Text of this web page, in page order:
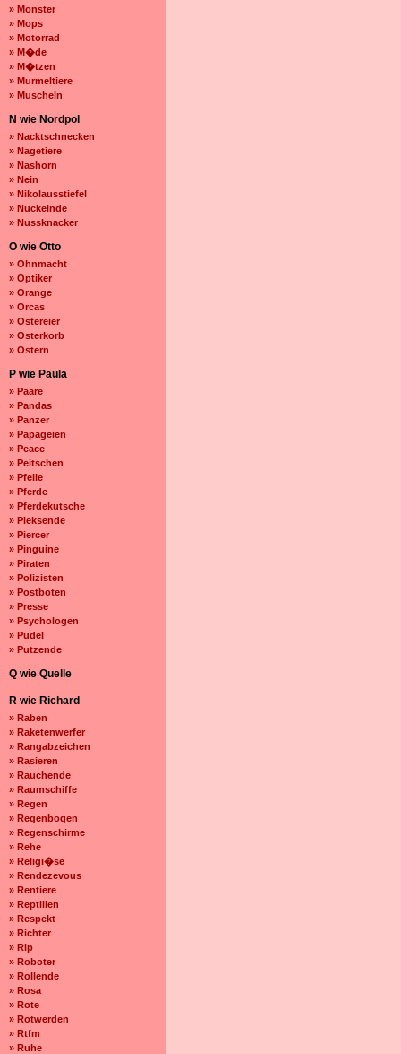
» Monster
» Mops
» Motorrad
» M�de
» M�tzen
» Murmeltiere
» Muscheln
N wie Nordpol
» Nacktschnecken
» Nagetiere
» Nashorn
» Nein
» Nikolausstiefel
» Nuckelnde
» Nussknacker
O wie Otto
» Ohnmacht
» Optiker
» Orange
» Orcas
» Ostereier
» Osterkorb
» Ostern
P wie Paula
» Paare
» Pandas
» Panzer
» Papageien
» Peace
» Peitschen
» Pfeile
» Pferde
» Pferdekutsche
» Pieksende
» Piercer
» Pinguine
» Piraten
» Polizisten
» Postboten
» Presse
» Psychologen
» Pudel
» Putzende
Q wie Quelle
R wie Richard
» Raben
» Raketenwerfer
» Rangabzeichen
» Rasieren
» Rauchende
» Raumschiffe
» Regen
» Regenbogen
» Regenschirme
» Rehe
» Religi�se
» Rendezevous
» Rentiere
» Reptilien
» Respekt
» Richter
» Rip
» Roboter
» Rollende
» Rosa
» Rote
» Rotwerden
» Rtfm
» Ruhe